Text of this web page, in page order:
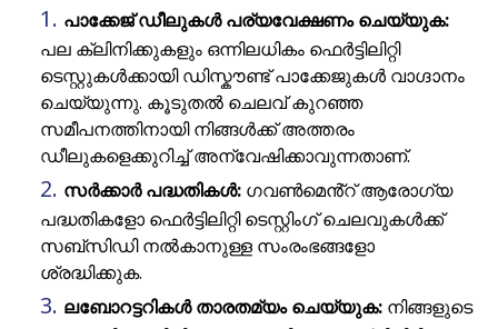
പാക്കേജ് ഡീലുകൾ പര്യവേക്ഷണം ചെയ്യുക:
പല ക്ലിനിക്കുകളും ഒന്നിലധികം ഫെർട്ടിലിറ്റി
ടെസ്റ്റുകൾക്കായി ഡിസ്കൗണ്ട് പാക്കേജുകൾ വാഗ്ദാനം
ചെയ്യുന്നു. കൂടുതൽ ചെലവ് കുറഞ്ഞ
സമീപനത്തിനായി നിങ്ങൾക്ക് അത്തരം
ഡീലുകളെക്കുറിച്ച് അന്വേഷിക്കാവുന്നതാണ്.
സർക്കാർ പദ്ധതികൾ: ഗവൺമെൻ്റ് ആരോഗ്യ
പദ്ധതികളോ ഫെർട്ടിലിറ്റി ടെസ്റ്റിംഗ് ചെലവുകൾക്ക്
സബ്‌സിഡി നൽകാനുള്ള സംരംഭങ്ങളോ
ശ്രദ്ധിക്കുക.
ലബോറട്ടറികൾ താരതമ്യം ചെയ്യുക: നിങ്ങളുടെ